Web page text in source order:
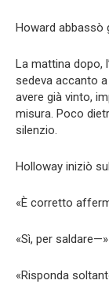
Howard abbassò
La mattina dopo,
sedeva accanto
avere già vinto,
misura. Poco
silenzio.
Holloway iniziò
«È corretto
«Sì, per saldare—»
«Risponda